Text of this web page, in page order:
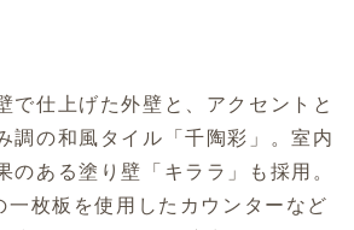
で仕上げた外壁と、アクセントと
調の和風タイル「千陶彩」。室内
のある塗り壁「キララ」も採用。
一枚板を使用したカウンターなど